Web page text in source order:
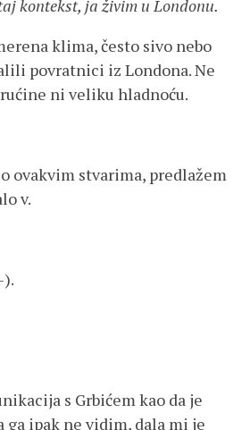
kontekst, ja živim u Londonu.
klima, često sivo nebo
povratnici iz Londona. Ne
ni veliku hladnoću.
ovakvim stvarima, predlažem
v.
).
s Grbićem kao da je
ga ipak ne vidim, dala mi je